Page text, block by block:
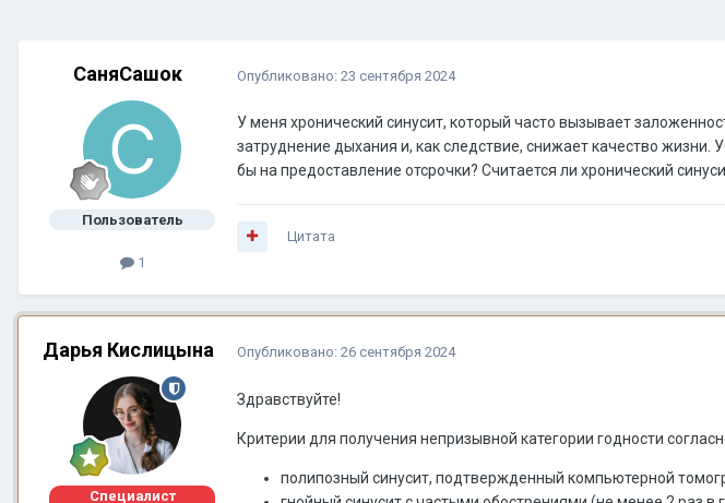
СаняСашок
Пользователь
1
Опубликовано: 23 сентября 2024
У меня хронический синусит, который часто вызывает
затруднение дыхания и, как следствие, снижает качество
бы на предоставление отсрочки? Считается ли хронический
Цитата
Дарья Кислицына
Специалист
Опубликовано: 26 сентября 2024
Здравствуйте!
Критерии для получения непризывной категории годности
полипозный синусит, подтвержденный компьютерной